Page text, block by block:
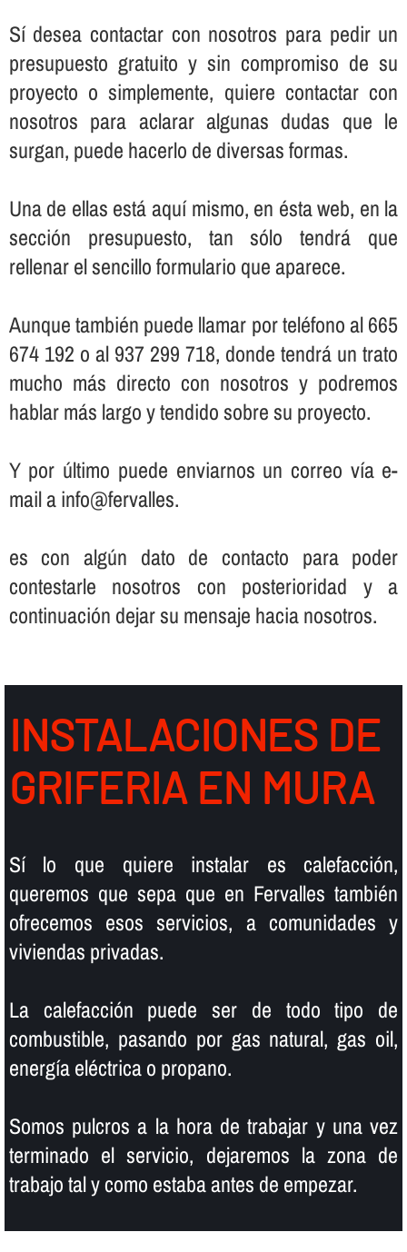
Sí­ desea contactar con nosotros para pedir un
presupuesto gratuito y sin compromiso de su
proyecto o simplemente, quiere contactar con
nosotros para aclarar algunas dudas que le
surgan, puede hacerlo de diversas formas.
Una de ellas está aquí­ mismo, en ésta web, en la
sección presupuesto, tan sólo tendrá que
rellenar el sencillo formulario que aparece.
Aunque también puede llamar por teléfono al 665
674 192 o al 937 299 718, donde tendrá un trato
mucho más directo con nosotros y podremos
hablar más largo y tendido sobre su proyecto.
Y por último puede enviarnos un correo ví­a e-
mail a info@fervalles.
es con algún dato de contacto para poder
contestarle nosotros con posterioridad y a
continuación dejar su mensaje hacia nosotros.
INSTALACIONES DE
GRIFERIA EN MURA
Sí­ lo que quiere instalar es calefacción,
queremos que sepa que en Fervalles también
ofrecemos esos servicios, a comunidades y
viviendas privadas.
La calefacción puede ser de todo tipo de
combustible, pasando por gas natural, gas oil,
energí­a eléctrica o propano.
Somos pulcros a la hora de trabajar y una vez
terminado el servicio, dejaremos la zona de
trabajo tal y como estaba antes de empezar.